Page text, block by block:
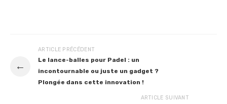
←
ARTICLE PRÉCÉDENT
Le lance-balles pour Padel : un
incontournable ou juste un gadget ?
Plongée dans cette innovation !
ARTICLE SUIVANT